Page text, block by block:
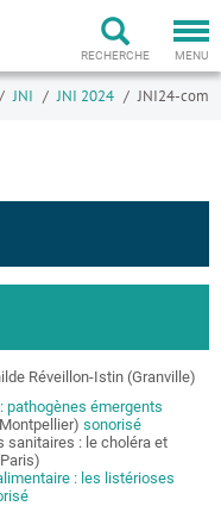
MENU
RECHERCHE
JNI JNI 2024 JNI24-com
Réveillon-Istin (Granville)
pathogènes émergents
sonorisé
sanitaires : le choléra et
: les listérioses